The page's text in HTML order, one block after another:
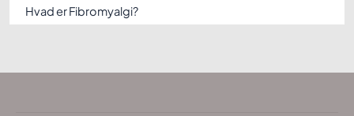
Hvad er Fibromyalgi?